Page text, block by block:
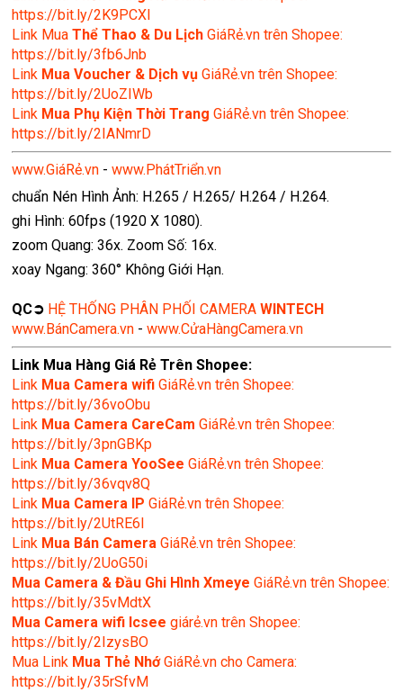
https://bit.ly/2K9PCXl
Link Mua Thể Thao & Du Lịch GiáRẻ.vn trên Shopee:
https://bit.ly/3fb6Jnb
Link Mua Voucher & Dịch vụ GiáRẻ.vn trên Shopee:
https://bit.ly/2UoZIWb
Link Mua Phụ Kiện Thời TrangGiáRẻ.vn trên Shopee:
https://bit.ly/2IANmrD
www.GiáRẻ.vn -www.PhátTriển.vn
chuẩn Nén Hình Ảnh: H.265 / H.265/ H.264 / H.264.
ghi Hình: 60fps (1920 X 1080).
zoom Quang: 36x. Zoom Số: 16x.
xoay Ngang: 360° Không Giới Hạn.
QC➲ HỆ THỐNG PHÂN PHỐI CAMERAWINTECH
www.BánCamera.vn -www.CửaHàngCamera.vn
Link Mua Hàng Giá Rẻ Trên Shopee:
Link Mua Camera wifiGiáRẻ.vn trên Shopee:
https://bit.ly/36voObu
Link Mua Camera CareCam GiáRẻ.vn trên Shopee:
https://bit.ly/3pnGBKp
Link Mua Camera YooSee GiáRẻ.vn trên Shopee:
https://bit.ly/36vqv8Q
Link Mua Camera IP GiáRẻ.vn trên Shopee:
https://bit.ly/2UtRE6l
Link Mua Bán CameraGiáRẻ.vn trên Shopee:
https://bit.ly/2UoG50i
Mua Camera & Đầu Ghi Hình XmeyeGiáRẻ.vn trên Shopee:
https://bit.ly/35vMdtX
Mua Camera wifi Icsee giárẻ.vn trên Shopee:
https://bit.ly/2IzysBO
Mua Link Mua Thẻ NhớGiáRẻ.vn cho Camera:
https://bit.ly/35rSfvM